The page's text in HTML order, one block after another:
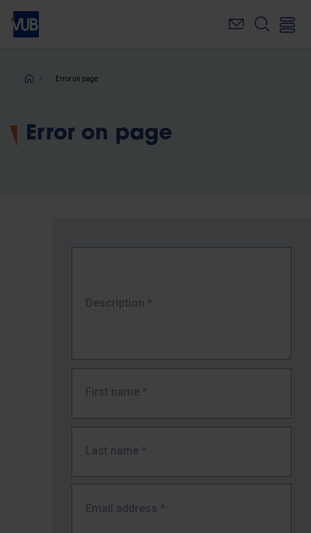
Skip
main
Breadcrumb
Error on page
Error on page
Description *
First name *
Last name *
Email address *